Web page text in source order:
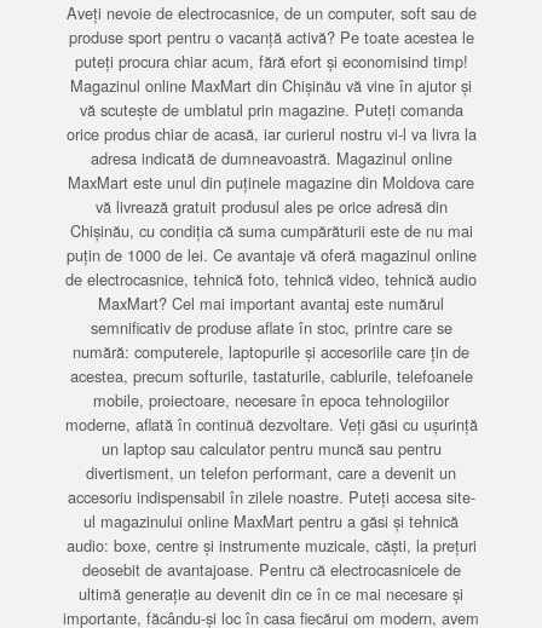
Aveți nevoie de electrocasnice, de un computer, soft sau de
produse sport pentru o vacanță activă? Pe toate acestea le
puteți procura chiar acum, fără efort și economisind timp!
Magazinul online MaxMart din Chișinău vă vine în ajutor și
vă scutește de umblatul prin magazine. Puteți comanda
orice produs chiar de acasă, iar curierul nostru vi-l va livra la
adresa indicată de dumneavoastră. Magazinul online
MaxMart este unul din puținele magazine din Moldova care
vă livrează gratuit produsul ales pe orice adresă din
Chișinău, cu condiția că suma cumpărăturii este de nu mai
puțin de 1000 de lei. Ce avantaje vă oferă magazinul online
de electrocasnice, tehnică foto, tehnică video, tehnică audio
MaxMart? Cel mai important avantaj este numărul
semnificativ de produse aflate în stoc, printre care se
numără: computerele, laptopurile și accesoriile care țin de
acestea, precum softurile, tastaturile, cablurile, telefoanele
mobile, proiectoare, necesare în epoca tehnologiilor
moderne, aflată în continuă dezvoltare. Veți găsi cu ușurință
un laptop sau calculator pentru muncă sau pentru
divertisment, un telefon performant, care a devenit un
accesoriu indispensabil în zilele noastre. Puteți accesa site-
ul magazinului online MaxMart pentru a găsi și tehnică
audio: boxe, centre și instrumente muzicale, căști, la prețuri
deosebit de avantajoase. Pentru că electrocasnicele de
ultimă generație au devenit din ce în ce mai necesare și
importante, făcându-și loc în casa fiecărui om modern, avem